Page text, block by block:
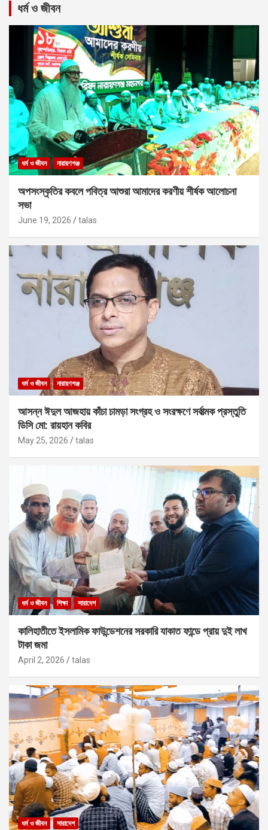
ধর্ম ও জীবন
ধর্ম ও জীবন নারায়ণগঞ্জ
অপসংস্কৃতির কবলে পবিত্র আশুরা আমাদের করণীয় শীর্ষক আলোচনা
সভা
June 19, 2026 talas
ধর্ম ও জীবন নারায়ণগঞ্জ
আসন্ন ঈদুল আজহায় কাঁচা চামড়া সংগ্রহ ও সংরক্ষণে সর্বাত্মক প্রস্তুতি
ডিসি মো: রায়হান কবির
May 25, 2026 talas
ধর্ম ও জীবন শিক্ষা সারাদেশ
কালিহাতীতে ইসলামিক ফাউন্ডেশনের সরকারি যাকাত ফান্ডে প্রায় দুই লাখ
টাকা জমা
April 2, 2026 talas
ধর্ম ও জীবন সারাদেশ